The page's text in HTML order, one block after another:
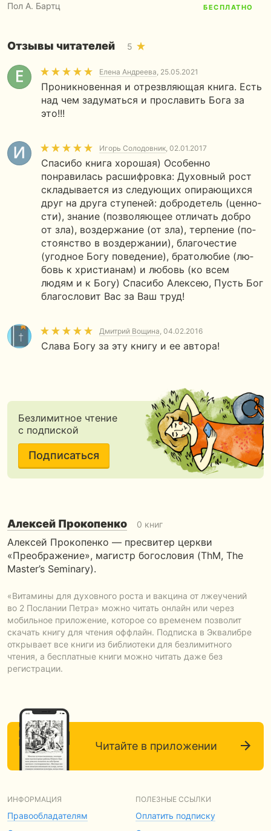
Пол А. Бартц БЕСПЛАТНО
Отзывы читателей 5
Елена Андреева, 25.05.2021
Проникновенная и отрезвляющая книга. Есть
над чем задуматься и прославить Бога за
это!!!
Игорь Солодовник, 02.01.2017
Спасибо книга хорошая) Особенно
понравилась расшифровка: Ду­хов­ный рост
скла­ды­ва­ет­ся из сле­ду­ю­щих опи­ра­ю­щих­ся
друг на друга сту­пе­ней: доб­ро­де­тель (цен­но­
сти), зна­ние (поз­во­ля­ю­щее от­ли­чать добро
от зла), воз­дер­жа­ние (от зла), тер­пе­ние (по­
сто­ян­ство в воз­дер­жа­нии), бла­го­че­стие
(угод­ное Богу по­ве­де­ние), бра­то­лю­бие (лю­
бовь к хри­сти­а­нам) и лю­бовь (ко всем
людям и к Богу) Спасибо Алексею, Пусть Бог
благословит Вас за Ваш труд!
Дмитрий Вощина, 04.02.2016
Слава Богу за эту книгу и ее автора!
Безлимитное чтение
с подпиской
Подписаться
Алексей Прокопенко 0 книг
Алексей Прокопенко — пресвитер церкви
«Преображение», магистр богословия (ThM, The
Master’s Seminary).
«Витамины для духовного роста и вакцина от лжеучений
во 2 Послании Петра» можно читать онлайн или через
мобильное приложение, которое со временем позволит
скачать книгу для чтения оффлайн. Подписка в Эквалибре
открывает все книги из библиотеки для безлимитного
чтения, а бесплатные книги можно читать даже без
регистрации.
Читайте в приложении
ИНФОРМАЦИЯ
Правообладателям
ПОЛЕЗНЫЕ ССЫЛКИ
Оплатить подписку